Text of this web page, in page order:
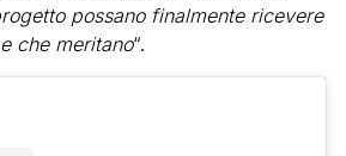
possano finalmente ricevere
che meritano“.